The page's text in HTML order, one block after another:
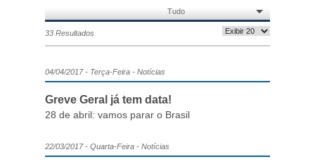
Tudo
33 Resultados
04/04/2017 - Terça-Feira - Notícias
Greve Geral já tem data!
28 de abril: vamos parar o Brasil
22/03/2017 - Quarta-Feira - Notícias